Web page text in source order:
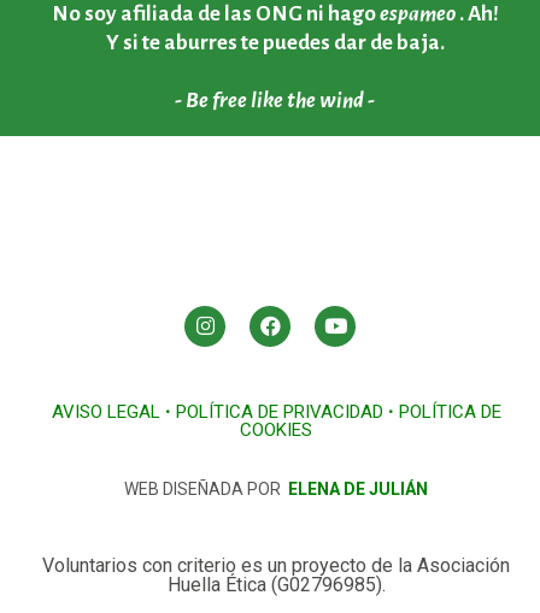
No soy afiliada de las ONG ni hagoespameo . Ah!
Y si te aburres te puedes dar de baja.
- Be free like the wind -
AVISO LEGAL • POLÍTICA DE PRIVACIDAD • POLÍTICA DE
COOKIES
WEB DISEÑADA POR ELENA DE JULIÁN
Voluntarios con criterio es un proyecto de la Asociación
Huella Ética (G02796985).